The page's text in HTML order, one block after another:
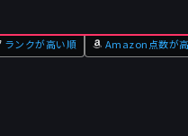
ランクが高い順 Amazon点数が